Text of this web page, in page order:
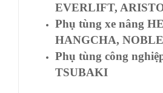
EVERLIFT,
Phụ tùng xe nâng
HANGCHA,
Phụ tùng công
TSUBAKI